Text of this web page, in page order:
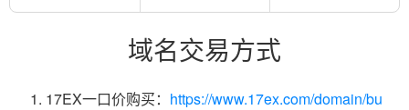
域名交易方式
17EX一口价购买： https://www.17ex.com/domain/bu